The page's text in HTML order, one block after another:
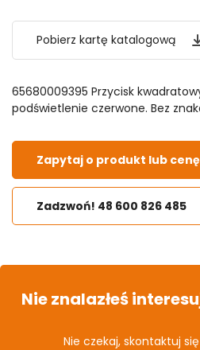
Pobierz kartę katalogową
65680009395 Przycisk
podświetlenie czerwone. Bez
Zapytaj o produkt lub cenę
Zadzwoń! 48 600 826 485
Nie znalazłeś
Nie czekaj, skontaktuj